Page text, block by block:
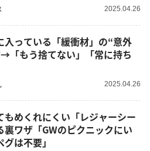
2025.04.26
入っている「緩衝材」の“意外
「もう捨てない」「常に持ち
2025.04.26
もめくれにくい「レジャーシー
裏ワザ「GWのピクニックにい
は不要」